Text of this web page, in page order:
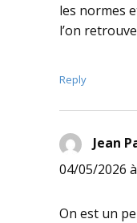
les normes
l’on
Reply
Jean
04/05/2026
On est un